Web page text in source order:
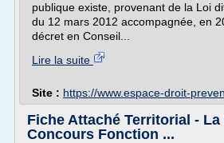
publique existe, provenant de la Loi
du 12 mars 2012 accompagnée, en
décret en Conseil...
Lire la suite
Site : https://www.espace-droit-
Fiche Attaché Territorial - La
Concours Fonction ...